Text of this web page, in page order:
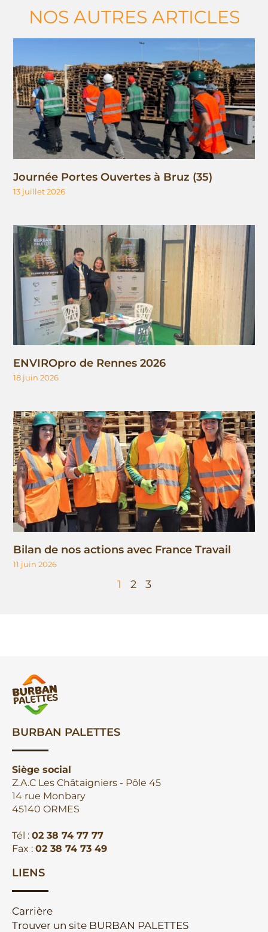
NOS AUTRES ARTICLES
Journée Portes Ouvertes à Bruz (35)
13 juillet 2026
ENVIROpro de Rennes 2026
18 juin 2026
Bilan de nos actions avec France Travail
11 juin 2026
1 2 3
BURBAN PALETTES
Siège social
Z.A.C Les Châtaigniers - Pôle 45
14 rue Monbary
45140 ORMES
Tél : 02 38 74 77 77
Fax : 02 38 74 73 49
LIENS
Carrière
Trouver un site BURBAN PALETTES